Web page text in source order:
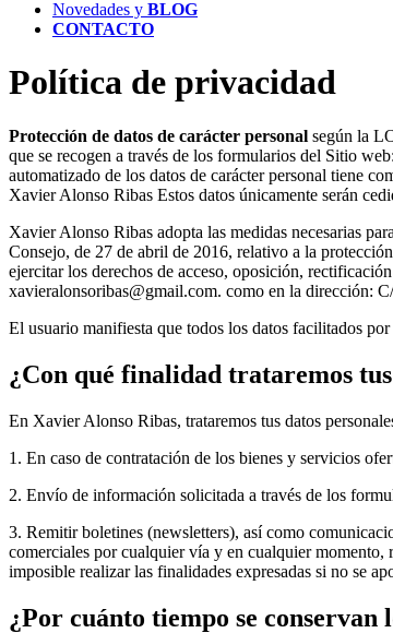
Novedades y BLOG
CONTACTO
Política de privacidad
Protección de datos de carácter personal según la
que se recogen a través de los formularios del Sitio
automatizado de los datos de carácter personal tiene
Xavier Alonso Ribas Estos datos únicamente serán
Xavier Alonso Ribas adopta las medidas necesarias
Consejo, de 27 de abril de 2016, relativo a la
ejercitar los derechos de acceso, oposición,
xavieralonsoribas@gmail.com. como en la dirección:
El usuario manifiesta que todos los datos facilitados
¿Con qué finalidad trataremos
En Xavier Alonso Ribas, trataremos tus datos
1. En caso de contratación de los bienes y servicios
2. Envío de información solicitada a través de los
3. Remitir boletines (newsletters), así como
comerciales por cualquier vía y en cualquier
imposible realizar las finalidades expresadas si no se
¿Por cuánto tiempo se conservan